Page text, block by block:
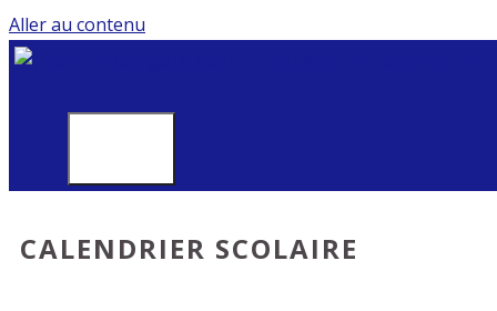
Aller au contenu
CALENDRIER SCOLAIRE